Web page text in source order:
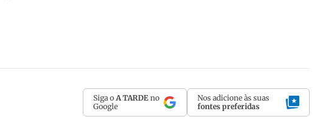
Siga o A TARDE no
Google
Nos adicione às suas
fontes preferidas